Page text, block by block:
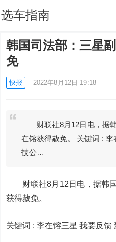
选车指南
韩国司法部：三星
免
快报 2022年8月12日 19:18
财联社8月12日电，据韩
在镕获得赦免。 关键词 :
技公…
财联社8月12日电，据韩国
获得赦免。
关键词 :李在镕三星 我要反馈